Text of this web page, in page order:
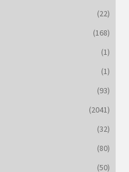
(22)
(168)
(1)
(1)
(93)
(2041)
(32)
(80)
(50)